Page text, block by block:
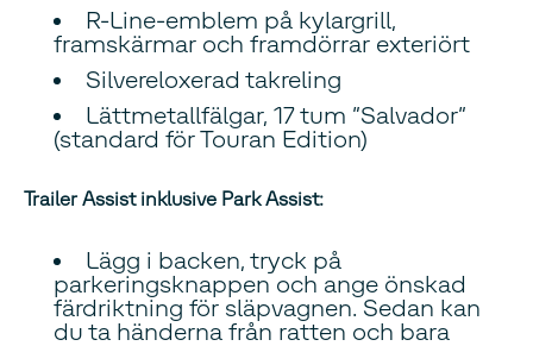
R-Line-emblem på kylargrill,
framskärmar och framdörrar exteriört
Silvereloxerad takreling
Lättmetallfälgar, 17 tum ”Salvador”
(standard för Touran Edition)
Trailer Assist inklusive Park Assist:
Lägg i backen, tryck på
parkeringsknappen och ange önskad
färdriktning för släpvagnen. Sedan kan
du ta händerna från ratten och bara